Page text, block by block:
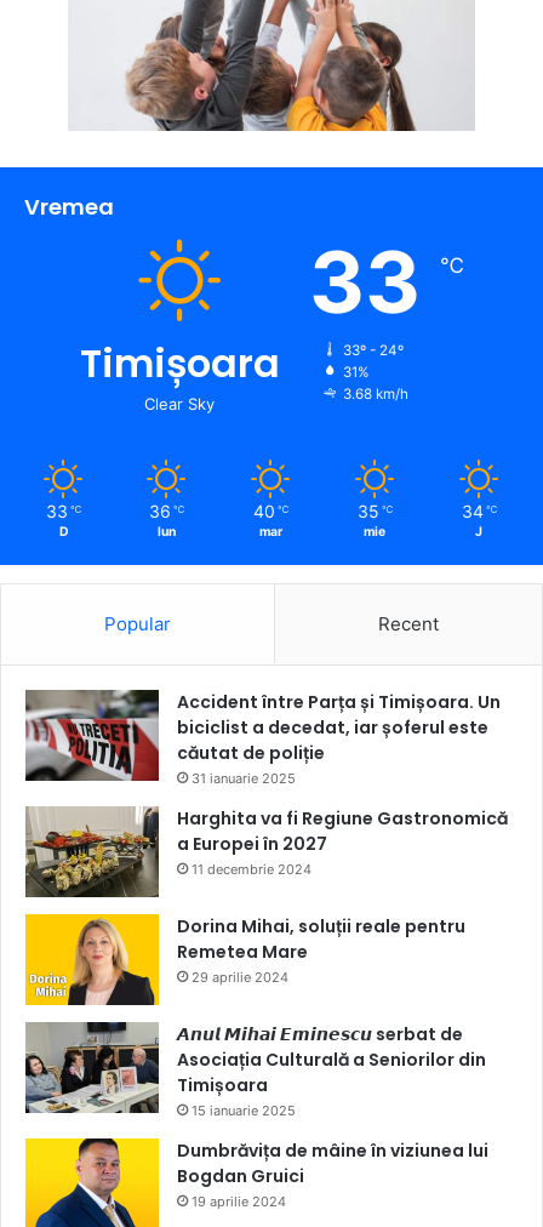
Vremea
Timișoara
Clear Sky
33 ℃
33º - 24º
31%
3.68 km/h
33 ℃
D
36 ℃
lun
40 ℃
mar
35 ℃
mie
34 ℃
J
Popular Recent
Accident între Parța și Timișoara. Un
biciclist a decedat, iar șoferul este
căutat de poliție
31 ianuarie 2025
Harghita va fi Regiune Gastronomică
a Europei în 2027
11 decembrie 2024
Dorina Mihai, soluții reale pentru
Remetea Mare
29 aprilie 2024
𝘼𝙣𝙪𝙡 𝙈𝙞𝙝𝙖𝙞 𝙀𝙢𝙞𝙣𝙚𝙨𝙘𝙪 serbat de
Asociația Culturală a Seniorilor din
Timișoara
15 ianuarie 2025
Dumbrăvița de mâine în viziunea lui
Bogdan Gruici
19 aprilie 2024